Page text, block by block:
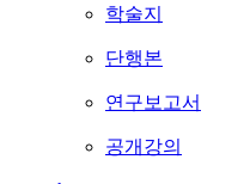
학술지
단행본
연구보고서
공개강의